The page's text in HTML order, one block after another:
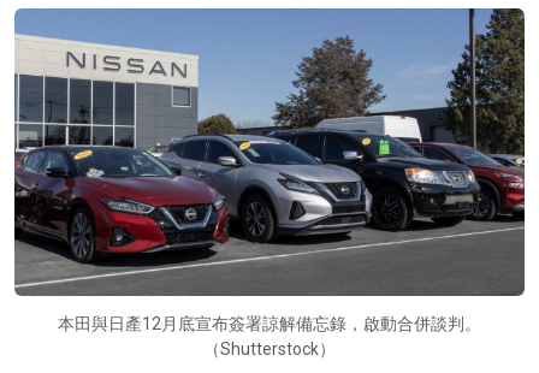
本田與日產12月底宣布簽署諒解備忘錄，啟動合併談判。
（Shutterstock）